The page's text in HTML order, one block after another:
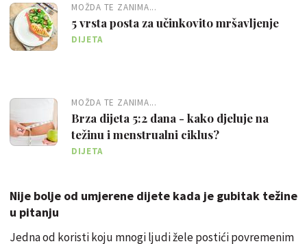
MOŽDA TE ZANIMA...
5 vrsta posta za učinkovito mršavljenje
DIJETA
MOŽDA TE ZANIMA...
Brza dijeta 5:2 dana - kako djeluje na
težinu i menstrualni ciklus?
DIJETA
Nije bolje od umjerene dijete kada je gubitak težine
u pitanju
Jedna od koristi koju mnogi ljudi žele postići povremenim